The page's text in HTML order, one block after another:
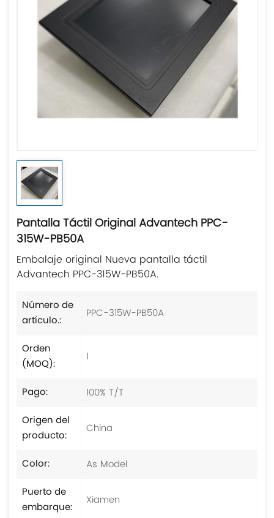
Pantalla Táctil Original Advantech PPC-
315W-PB50A
Embalaje original Nueva pantalla táctil
Advantech PPC-315W-PB50A.
Número de
artículo.:
PPC-315W-PB50A
Orden
(MOQ):
1
Pago:
100% T/T
Origen del
producto:
China
Color:
As Model
Puerto de
embarque:
Xiamen